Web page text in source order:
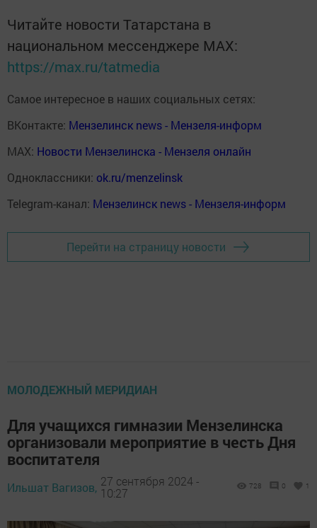
Читайте новости Татарстана в
национальном мессенджере MАХ:
https://max.ru/tatmedia
Самое интересное в наших социальных сетях:
ВКонтакте: Мензелинск news - Мензеля-информ
MAX: Новости Мензелинска - Мензеля онлайн
Одноклассники: ok.ru/menzelinsk
Telegram-канал: Мензелинск news - Мензеля-информ
Перейти на страницу новости
МОЛОДЕЖНЫЙ МЕРИДИАН
Для учащихся гимназии Мензелинска
организовали мероприятие в честь Дня
воспитателя
Ильшат Вагизов, 27 сентября 2024 -
10:27
728 0 1